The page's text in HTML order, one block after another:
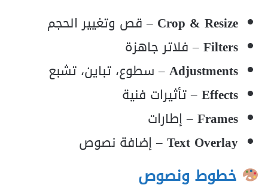
Crop & Resize – قص وتغيير الحجم
Filters– فلاتر جاهزة
Adjustments– سطوع، تباين، تشبع
Effects– تأثيرات فنية
Frames– إطارات
Text Overlay– إضافة نصوص
خطوط ونصوص